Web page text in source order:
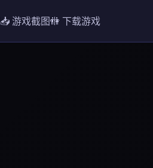
📥 游戏截图🚻 下载游戏